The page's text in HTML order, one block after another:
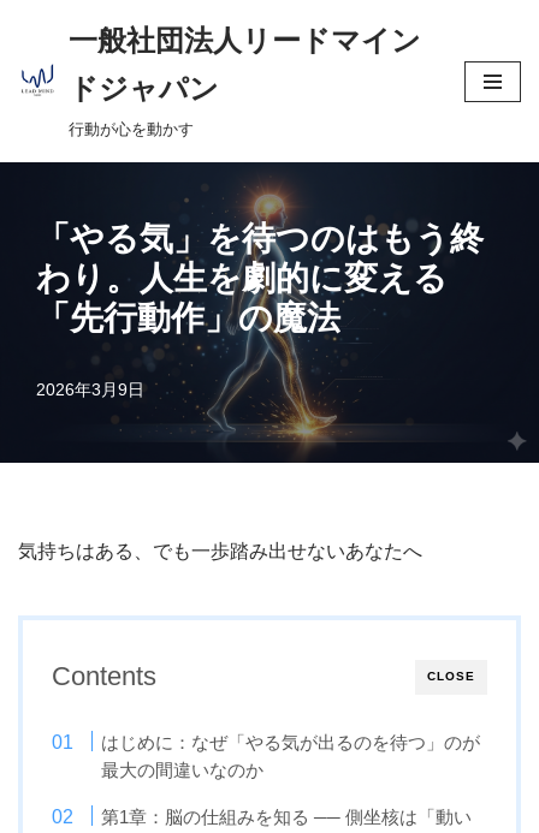
コ
ン
ン
キ
一般社団法人リードマイン
ドジャパン
行動が心を動かす
「やる気」を待つのはもう終
わり。人生を劇的に変える
「先行動作」の魔法
2026年3月9日
気持ちはある、でも一歩踏み出せないあなたへ
CLOSE
Contents
はじめに：なぜ「やる気が出るのを待つ」のが
最大の間違いなのか
第1章：脳の仕組みを知る ── 側坐核は「動い